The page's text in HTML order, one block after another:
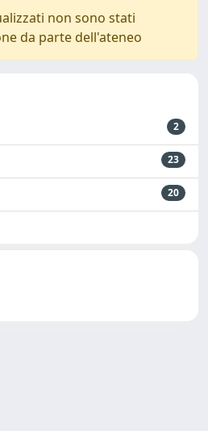
non sono stati
da parte dell'ateneo
2
23
20